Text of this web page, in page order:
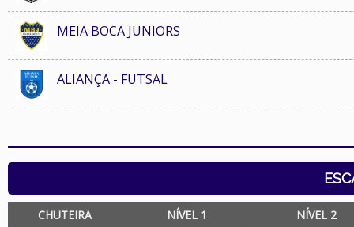
MEIA BOCA JUNIORS
ALIANÇA - FUTSAL
CHUTEIRA NÍVEL 1 NÍVEL 2